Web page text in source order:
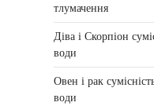
тлумачення
Діва і Скорпіон
води
Овен і рак
води